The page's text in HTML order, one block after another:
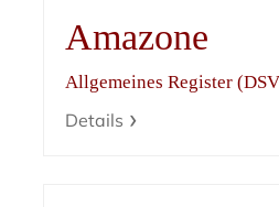
Amazone
Allgemeines Register
Details